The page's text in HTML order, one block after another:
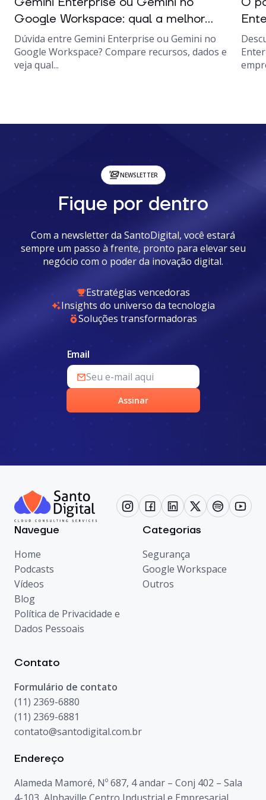
Google Workspace: qual a melhor...
Dúvida entre Gemini Enterprise ou Gemini no
Google Workspace? Compare recursos, dados e
veja qual...
NEWSLETTER
Fique por dentro
Com a newsletter da SantoDigital, você estará
sempre um passo à frente, pronto para elevar seu
negócio com o poder da inovação digital.
Estratégias vencedoras
Insights do universo da tecnologia
Soluções transformadoras
Email
Assinar
Navegue
Home
Podcasts
Vídeos
Blog
Política de Privacidade e
Dados Pessoais
Categorias
Segurança
Google Workspace
Outros
Contato
Formulário de contato
(11) 2369-6880
(11) 2369-6881
contato@santodigital.com.br
Endereço
Alameda Mamoré, Nº 687, 4 andar – Conj 402 – Sala